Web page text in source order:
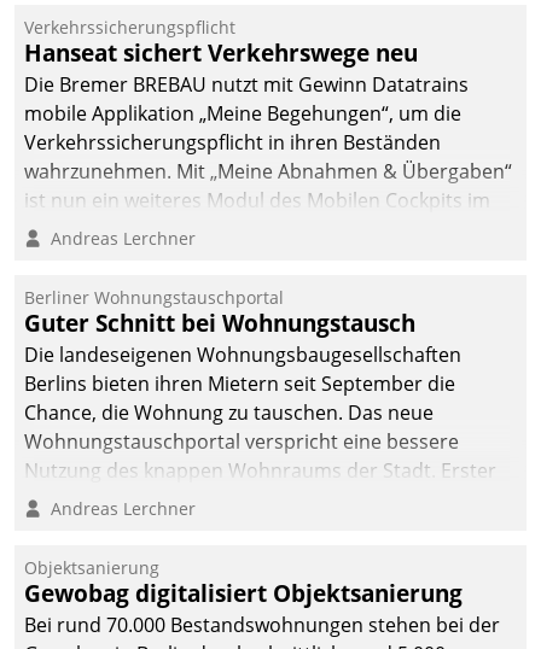
Verkehrssicherungspflicht
Hanseat sichert Verkehrswege neu
Die Bremer BREBAU nutzt mit Gewinn Datatrains
mobile Applikation „Meine Begehungen“, um die
Verkehrssicherungspflicht in ihren Beständen
wahrzunehmen. Mit „Meine Abnahmen & Übergaben“
ist nun ein weiteres Modul des Mobilen Cockpits im
Einsatz.
Andreas Lerchner
Berliner Wohnungstauschportal
Guter Schnitt bei Wohnungstausch
Die landeseigenen Wohnungsbaugesellschaften
Berlins bieten ihren Mietern seit September die
Chance, die Wohnung zu tauschen. Das neue
Wohnungstauschportal verspricht eine bessere
Nutzung des knappen Wohnraums der Stadt. Erster
Anwendungsfall für Datatrains Lösung API-Hub mit
Unternehmen.
Andreas Lerchner
Objektsanierung
Gewobag digitalisiert Objektsanierung
Bei rund 70.000 Bestandswohnungen stehen bei der